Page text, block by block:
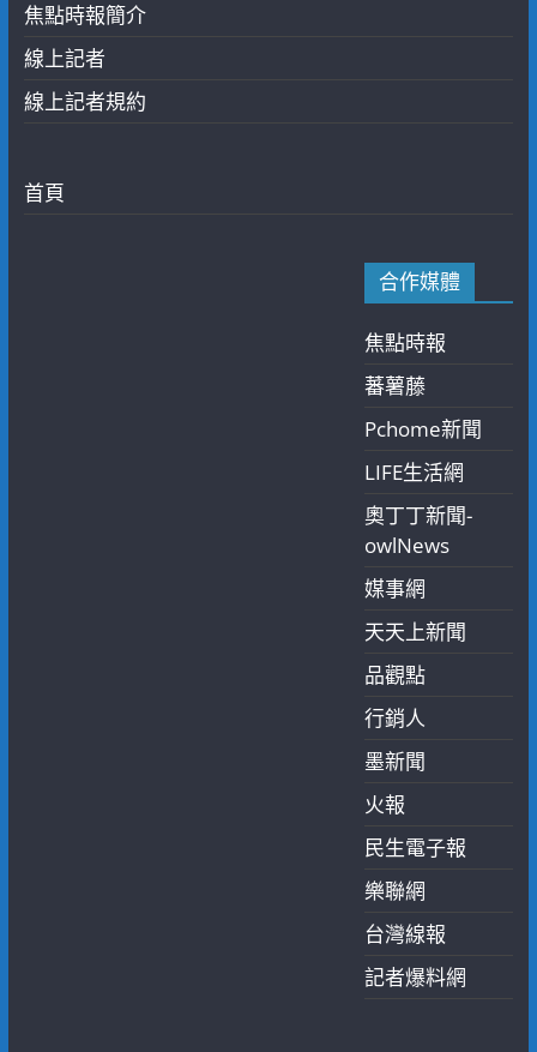
焦點時報簡介
線上記者
線上記者規約
首頁
合作媒體
焦點時報
蕃薯藤
Pchome新聞
LIFE生活網
奧丁丁新聞-
owlNews
媒事網
天天上新聞
品觀點
行銷人
墨新聞
火報
民生電子報
樂聯網
台灣線報
記者爆料網